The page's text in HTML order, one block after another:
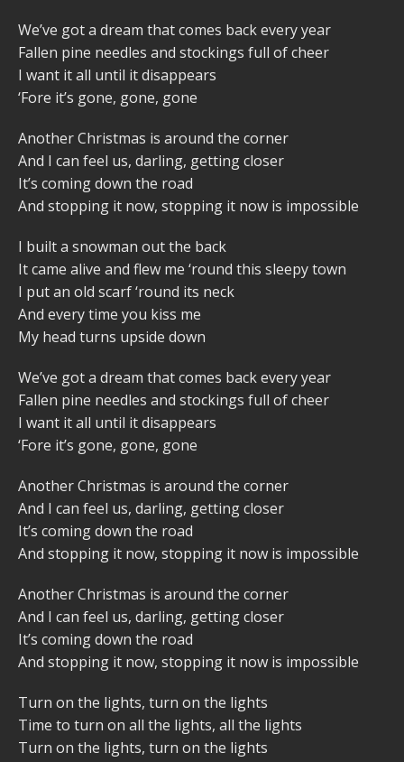
We’ve got a dream that comes back every year
Fallen pine needles and stockings full of cheer
I want it all until it disappears
‘Fore it’s gone, gone, gone
Another Christmas is around the corner
And I can feel us, darling, getting closer
It’s coming down the road
And stopping it now, stopping it now is impossible
I built a snowman out the back
It came alive and flew me ‘round this sleepy town
I put an old scarf ‘round its neck
And every time you kiss me
My head turns upside down
We’ve got a dream that comes back every year
Fallen pine needles and stockings full of cheer
I want it all until it disappears
‘Fore it’s gone, gone, gone
Another Christmas is around the corner
And I can feel us, darling, getting closer
It’s coming down the road
And stopping it now, stopping it now is impossible
Another Christmas is around the corner
And I can feel us, darling, getting closer
It’s coming down the road
And stopping it now, stopping it now is impossible
Turn on the lights, turn on the lights
Time to turn on all the lights, all the lights
Turn on the lights, turn on the lights